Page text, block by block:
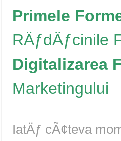
Primele
RÄƒdÄƒcinile
Digitalizarea
Marketingului
IatÄƒ cÃ¢teva